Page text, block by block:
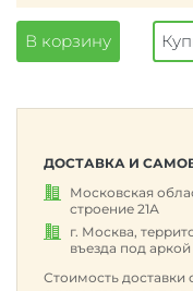
В корзину
ДОСТАВКА И
Московская
строение 21А
г. Москва,
въезда под
Стоимость доставки